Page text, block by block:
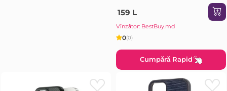
159 L
Vînzător: BestBuy.md
0(0)
Cumpără Rapid